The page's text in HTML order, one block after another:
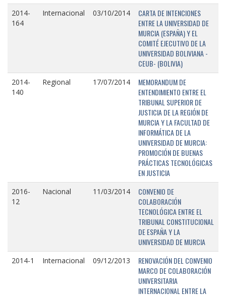
2014-
164
Internacional 03/10/2014
CARTA DE INTENCIONES
ENTRE LA UNIVERSIDAD DE
MURCIA (ESPAÑA) Y EL
COMITÉ EJECUTIVO DE LA
UNIVERSIDAD BOLIVIANA -
CEUB- (BOLIVIA)
2014-
140
Regional 17/07/2014
MEMORANDUM DE
ENTENDIMIENTO ENTRE EL
TRIBUNAL SUPERIOR DE
JUSTICIA DE LA REGIÓN DE
MURCIA Y LA FACULTAD DE
INFORMÁTICA DE LA
UNIVERSIDAD DE MURCIA:
PROMOCIÓN DE BUENAS
PRÁCTICAS TECNOLÓGICAS
EN JUSTICIA
2016-
12
Nacional 11/03/2014
CONVENIO DE
COLABORACIÓN
TECNOLÓGICA ENTRE EL
TRIBUNAL CONSTITUCIONAL
DE ESPAÑA Y LA
UNIVERSIDAD DE MURCIA
2014-1 Internacional 09/12/2013
RENOVACIÓN DEL CONVENIO
MARCO DE COLABORACIÓN
UNIVERSITARIA
INTERNACIONAL ENTRE LA